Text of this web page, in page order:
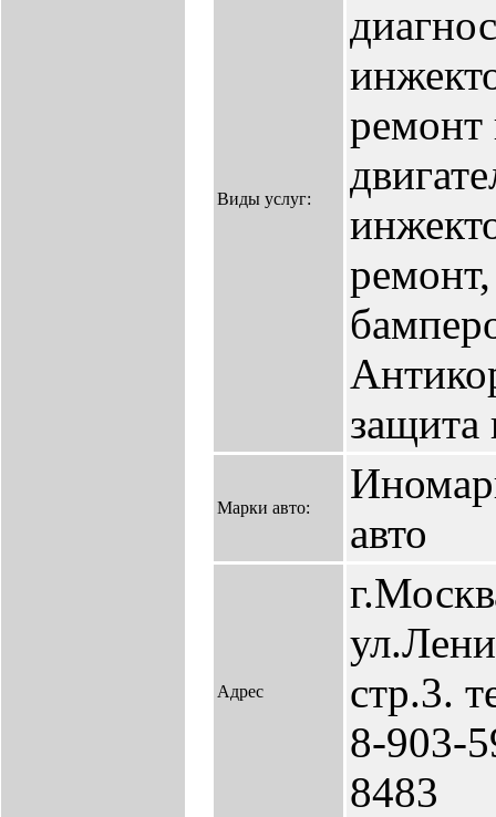
Виды услуг:
ремонт
защита
Марки авто:
авто
Адрес
стр.3.
8-903-
8483